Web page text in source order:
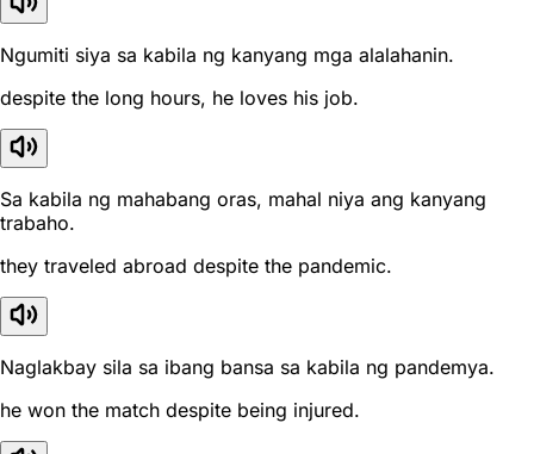
Ngumiti siya sa kabila ng kanyang mga alalahanin.
despite the long hours, he loves his job.
Sa kabila ng mahabang oras, mahal niya ang kanyang
trabaho.
they traveled abroad despite the pandemic.
Naglakbay sila sa ibang bansa sa kabila ng pandemya.
he won the match despite being injured.